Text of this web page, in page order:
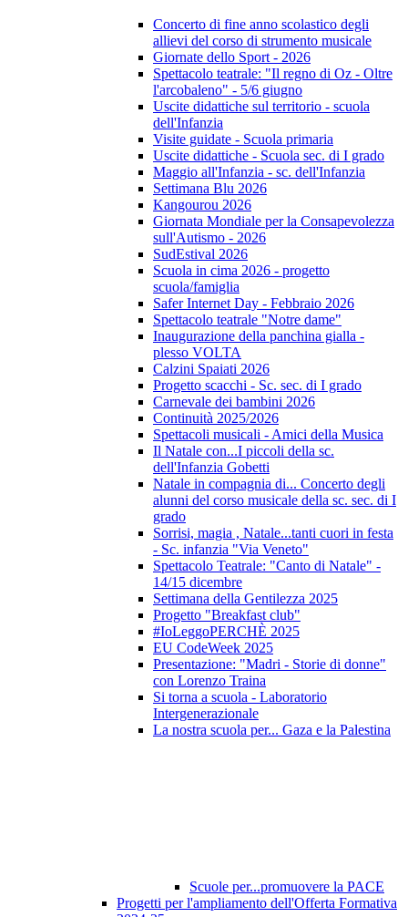
Concerto di fine anno scolastico degli
allievi del corso di strumento musicale
Giornate dello Sport - 2026
Spettacolo teatrale: "Il regno di Oz - Oltre
l'arcobaleno" - 5/6 giugno
Uscite didattiche sul territorio - scuola
dell'Infanzia
Visite guidate - Scuola primaria
Uscite didattiche - Scuola sec. di I grado
Maggio all'Infanzia - sc. dell'Infanzia
Settimana Blu 2026
Kangourou 2026
Giornata Mondiale per la Consapevolezza
sull'Autismo - 2026
SudEstival 2026
Scuola in cima 2026 - progetto
scuola/famiglia
Safer Internet Day - Febbraio 2026
Spettacolo teatrale "Notre dame"
Inaugurazione della panchina gialla -
plesso VOLTA
Calzini Spaiati 2026
Progetto scacchi - Sc. sec. di I grado
Carnevale dei bambini 2026
Continuità 2025/2026
Spettacoli musicali - Amici della Musica
Il Natale con...I piccoli della sc.
dell'Infanzia Gobetti
Natale in compagnia di... Concerto degli
alunni del corso musicale della sc. sec. di I
grado
Sorrisi, magia , Natale...tanti cuori in festa
- Sc. infanzia "Via Veneto"
Spettacolo Teatrale: "Canto di Natale" -
14/15 dicembre
Settimana della Gentilezza 2025
Progetto "Breakfast club"
#IoLeggoPERCHÈ 2025
EU CodeWeek 2025
Presentazione: "Madri - Storie di donne"
con Lorenzo Traina
Si torna a scuola - Laboratorio
Intergenerazionale
La nostra scuola per... Gaza e la Palestina
Scuole per...promuovere la PACE
Progetti per l'ampliamento dell'Offerta Formativa